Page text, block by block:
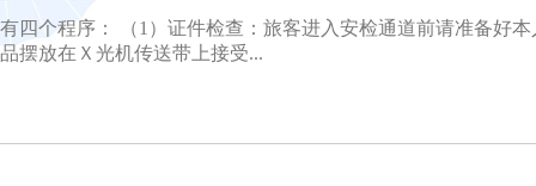
有四个程序： （1）证件检查：旅客进入安检通道前请准备好
品摆放在Ｘ光机传送带上接受...